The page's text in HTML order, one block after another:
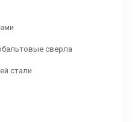
сверла
стали